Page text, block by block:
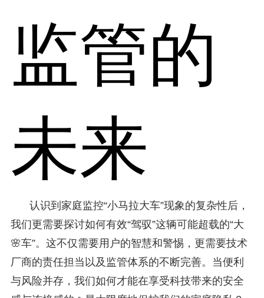
监管的
未来
认识到家庭监控“小马拉大车”现象的复杂性后，
我们更需要探讨如何有效“驾驭”这辆可能超载的“大
🌸车”。这不仅需要用户的智慧和警惕，更需要技术
厂商的责任担当以及监管体系的不断完善。当便利
与风险并存，我们如何才能在享受科技带来的安全